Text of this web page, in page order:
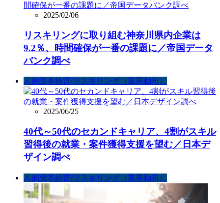
2025/02/06
リスキリングに取り組む神奈川県内企業は
9.2％、時間確保が一番の課題に／帝国データ
バンク調べ
人的資本経営/リスキリング（業界動向）
2025/06/25
40代～50代のセカンドキャリア、4割がスキル
習得後の就業・案件獲得支援を望む／日本デ
ザイン調べ
人的資本経営/リスキリング（業界動向）